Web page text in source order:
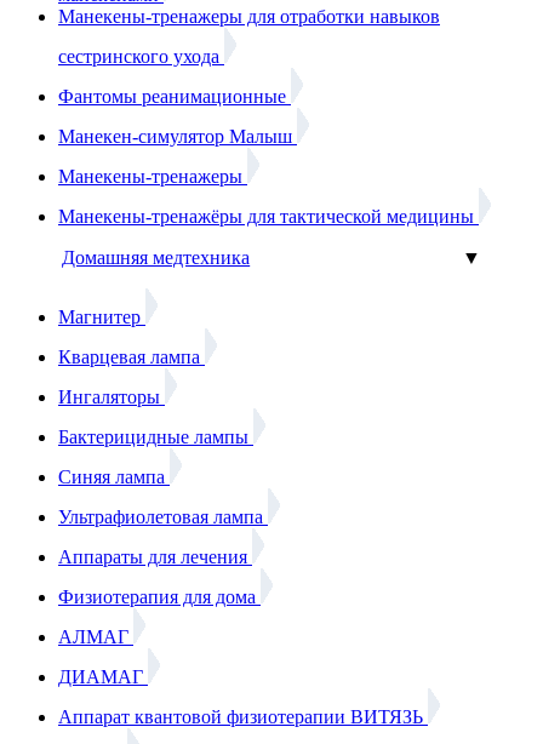
Манекены-тренажеры для отработки навыков
сестринского ухода
Фантомы реанимационные
Манекен-симулятор Малыш
Манекены-тренажеры
Манекены-тренажёры для тактической медицины
Домашняя медтехника
▼
Магнитер
Кварцевая лампа
Ингаляторы
Бактерицидные лампы
Синяя лампа
Ультрафиолетовая лампа
Аппараты для лечения
Физиотерапия для дома
АЛМАГ
ДИАМАГ
Аппарат квантовой физиотерапии ВИТЯЗЬ